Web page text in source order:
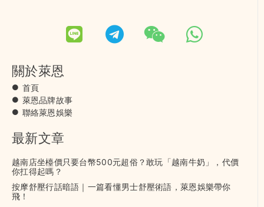
關於萊恩
首頁
萊恩品牌故事
聯絡萊恩娛樂
最新文章
越南店坐檯價只要台幣500元超俗？敢玩「越南牛奶」，代價
你扛得起嗎？
按摩舒壓行話暗語｜一篇看懂男士舒壓術語，萊恩娛樂帶你
飛！